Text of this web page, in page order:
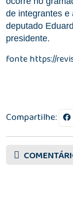
de integrantes e
deputado
presidente.
fonte https://
Compartilhe: